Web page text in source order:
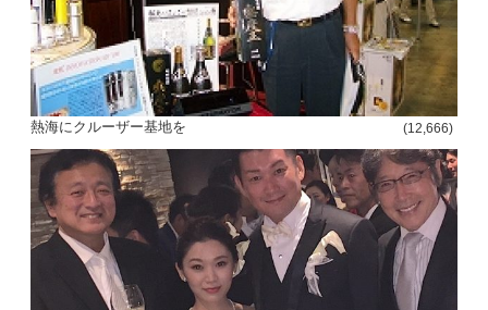
熱海にクルーザー基地を (12,666)